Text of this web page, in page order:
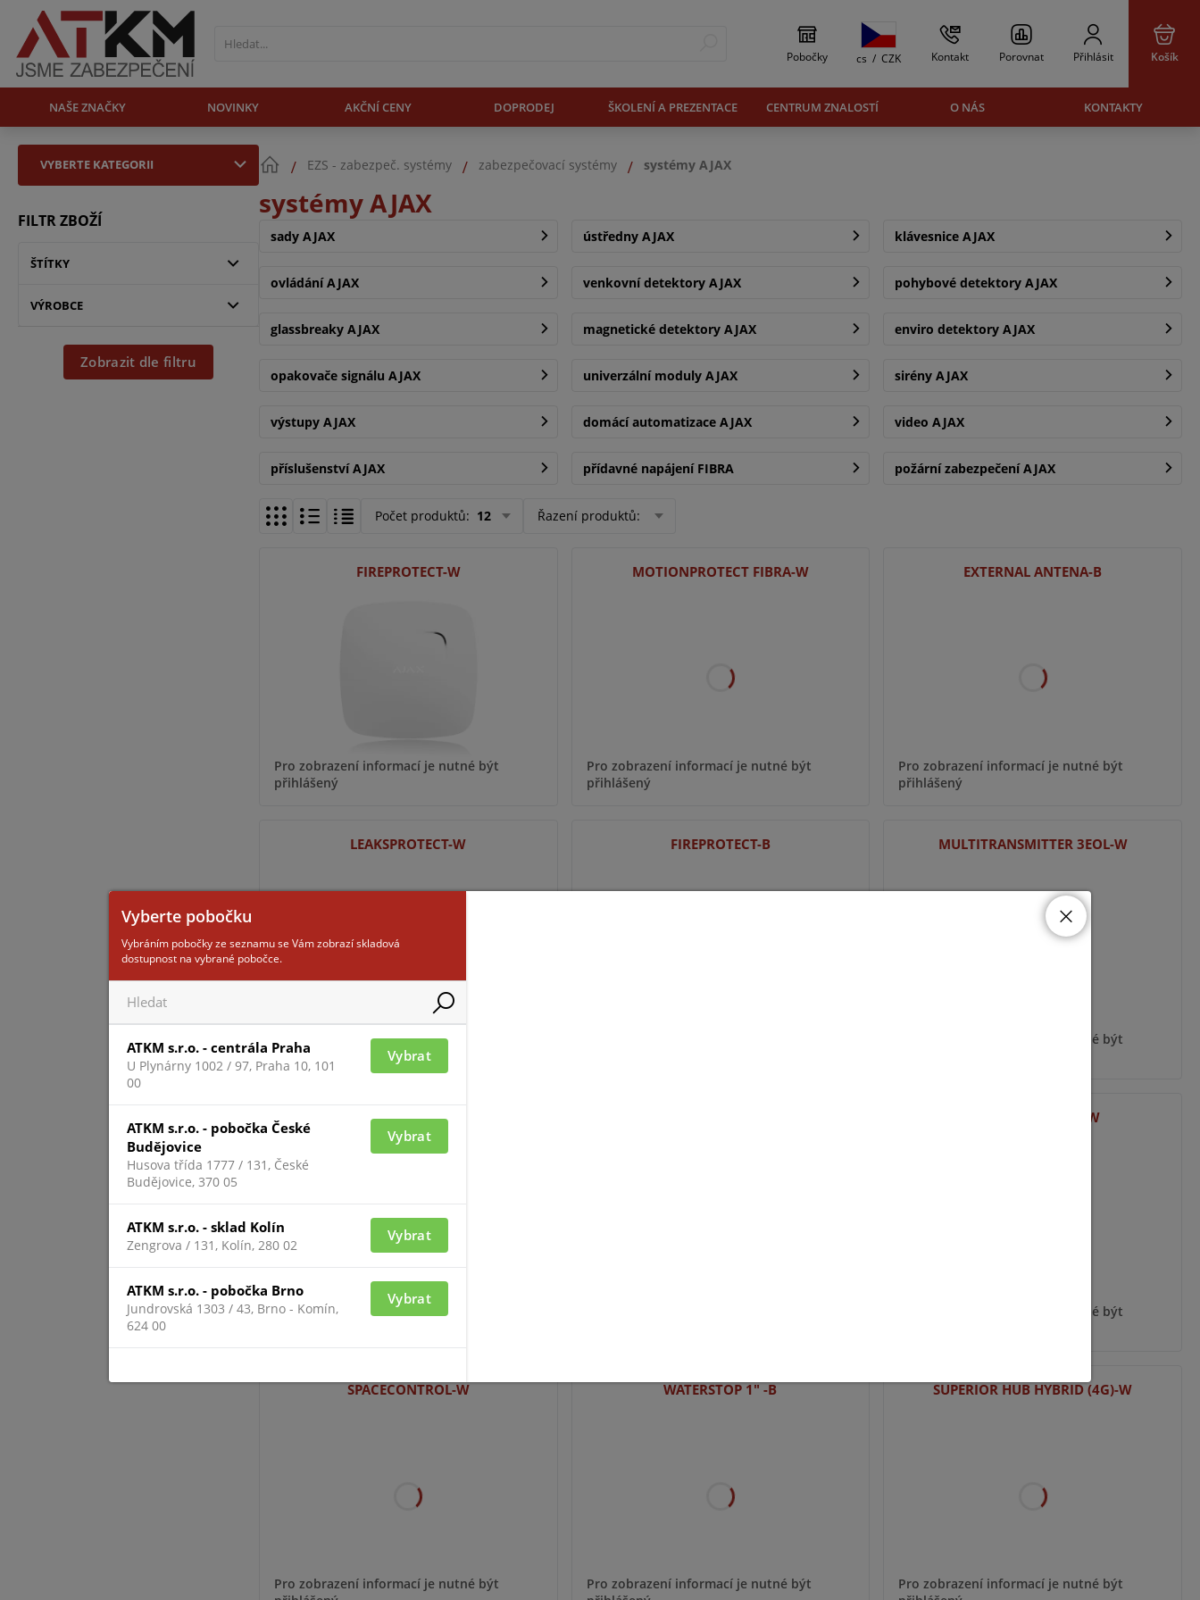
Pobočky cs / CZK Kontakt Porovnat Přihlásit Košík
NAŠE ZNAČKY NOVINKY AKČNÍ CENY DOPRODEJ ŠKOLENÍ A PREZENTACE CENTRUM ZNALOSTÍ O NÁS KONTAKTY
VYBERTE KATEGORII
FILTR ZBOŽÍ
ŠTÍTKY
VÝROBCE
Zobrazit dle filtru
EZS - zabezpeč. systémy zabezpečovací systémy systémy AJAX
systémy AJAX
sady AJAX ústředny AJAX klávesnice AJAX
ovládání AJAX venkovní detektory AJAX pohybové detektory AJAX
glassbreaky AJAX magnetické detektory AJAX enviro detektory AJAX
opakovače signálu AJAX univerzální moduly AJAX sirény AJAX
výstupy AJAX domácí automatizace AJAX video AJAX
příslušenství AJAX přídavné napájení FIBRA požární zabezpečení AJAX
Počet produktů: 12 Řazení produktů:
FIREPROTECT-W
Pro zobrazení informací je nutné být
přihlášený
MOTIONPROTECT FIBRA-W
Pro zobrazení informací je nutné být
přihlášený
EXTERNAL ANTENA-B
Pro zobrazení informací je nutné být
přihlášený
LEAKSPROTECT-W
Pro zobrazení informací je nutné být
přihlášený
FIREPROTECT-B MULTITRANSMITTER 3EOL-W
Pro zobrazení informací je nutné být
FIREPROTECT PLUS-B
Pro zobrazení informací je nutné být
MOTIONPROTECT-W
Pro zobrazení informací je nutné být
SPACECONTROL-W
Pro zobrazení informací je nutné být
WATERSTOP 1" -B
Pro zobrazení informací je nutné být
SUPERIOR HUB HYBRID (4G)-W
Pro zobrazení informací je nutné být
Vyberte pobočku
Vybráním pobočky ze seznamu se Vám zobrazí skladová
dostupnost na vybrané pobočce.
ATKM s.r.o. - centrála Praha
U Plynárny 1002 / 97, Praha 10, 101
00
Vybrat
ATKM s.r.o. - pobočka České
Budějovice
Husova třída 1777 / 131, České
Budějovice, 370 05
Vybrat
ATKM s.r.o. - sklad Kolín
Zengrova / 131, Kolín, 280 02
Vybrat
ATKM s.r.o. - pobočka Brno
Jundrovská 1303 / 43, Brno - Komín,
624 00
Vybrat